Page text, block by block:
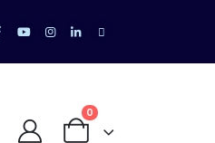
0